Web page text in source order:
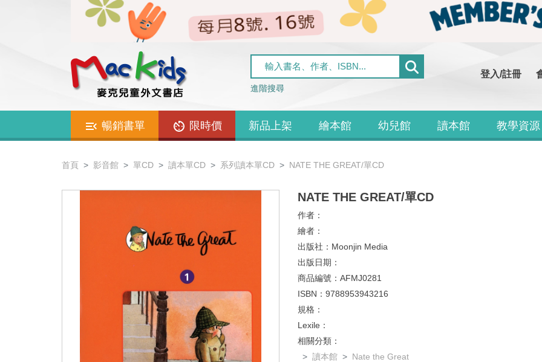
進階搜尋
登入/註冊
暢銷書單 限時價 新品上架 繪本館 幼兒館 讀本館 教學資源
首頁 影音館 單CD 讀本單CD 系列讀本單CD NATE THE GREAT/單CD
NATE THE GREAT/單CD
作者：
繪者：
出版社： Moonjin Media
出版日期：
商品編號： AFMJ0281
ISBN： 9788953943216
規格：
Lexile：
相關分類：
讀本館
Nate the Great